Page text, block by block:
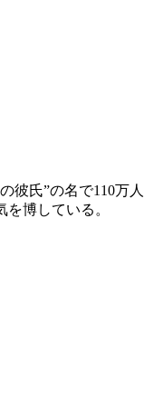
彼氏”の名で110万
博している。